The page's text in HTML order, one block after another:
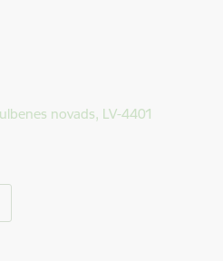
novads, LV-4401